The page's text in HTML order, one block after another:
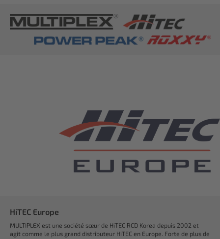
HiTEC Europe
MULTIPLEX est une société sœur de HiTEC RCD Korea depuis 2002 et
agit comme le plus grand distributeur HiTEC en Europe. Forte de plus de